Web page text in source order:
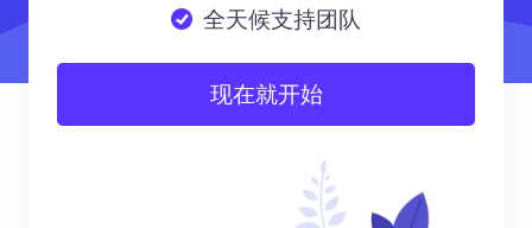
全天候支持团队
现在就开始